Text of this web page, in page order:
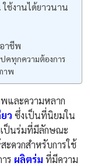
ช้งานได้ยาวนาน
าชีพ
ปคทุกความต้องการ
าพ
และความหลาก
ว ซึ่งเป็นที่นิยมใน
เป็นร่มที่มีลักษณะ
ะดวกสำหรับการใช้
ร ผลิตร่ม ที่มีความ